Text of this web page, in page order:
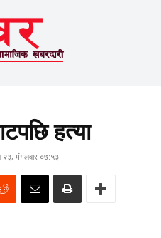
हत्या
२३, मंगलवार ०७:५३